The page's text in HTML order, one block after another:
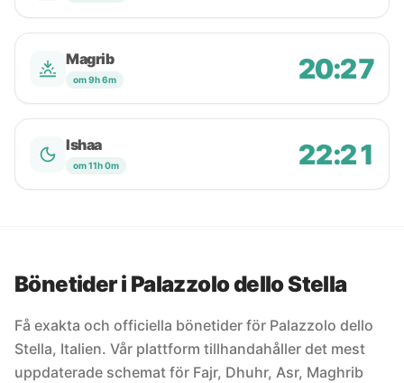
Magrib
om 9h 6m 20:27
Ishaa
om 11h 0m 22:21
Bönetider i Palazzolo dello Stella
Få exakta och officiella bönetider för Palazzolo dello
Stella, Italien. Vår plattform tillhandahåller det mest
uppdaterade schemat för Fajr, Dhuhr, Asr, Maghrib